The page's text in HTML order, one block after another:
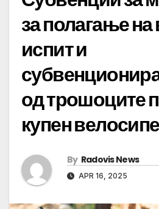
за полагање на
испит и
од трошоците
купен
By Radovis News
APR 16, 2025